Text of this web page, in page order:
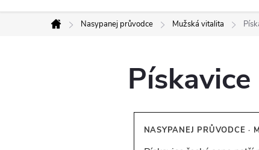
Domů
Nasypanej průvodce Mužská vitalita
NASYPANEJ PRŮVODCE ·